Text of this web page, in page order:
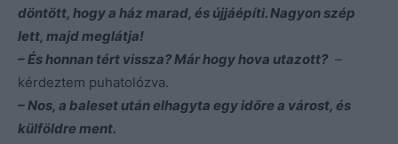
döntött, hogy a ház marad, és újjáépíti. Nagyon szép
lett, majd meglátja!
– És honnan tért vissza? Már hogy hova utazott? –
kérdeztem puhatolózva.
– Nos, a baleset után elhagyta egy időre a várost, és
külföldre ment.